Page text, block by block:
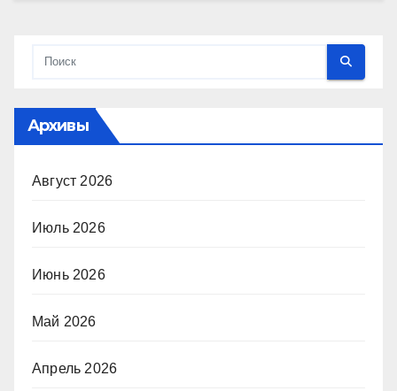
Архивы
Август 2026
Июль 2026
Июнь 2026
Май 2026
Апрель 2026